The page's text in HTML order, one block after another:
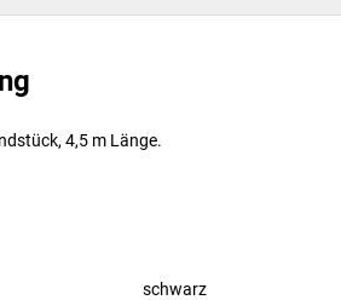
4,5 m Länge.
schwarz